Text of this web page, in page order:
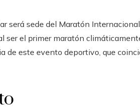
será sede del Maratón
ser el primer maratón
de este evento deportivo, que